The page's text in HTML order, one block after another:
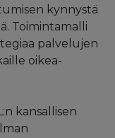
kynnystä
Toimintamalli
palvelujen
oikea-
kansallisen